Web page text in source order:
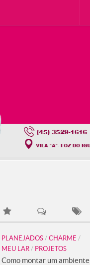
PLANEJADOS / CHARME /
MEU LAR / PROJETOS
Como montar um ambiente